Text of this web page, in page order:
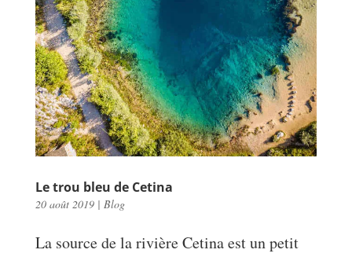
Le trou bleu de Cetina
20 août 2019| Blog
La source de la rivière Cetina est un petit